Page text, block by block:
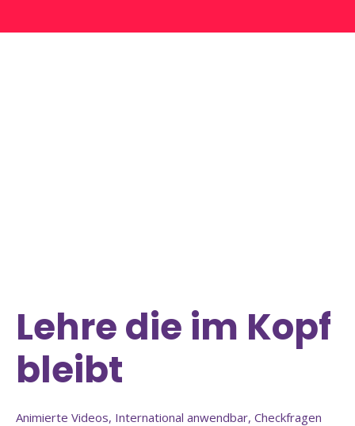
Lehre die im Kopf
bleibt
Animierte Videos, International anwendbar, Checkfragen